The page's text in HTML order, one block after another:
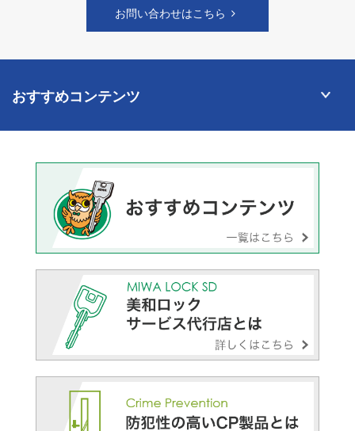
お問い合わせはこちら
おすすめコンテンツ